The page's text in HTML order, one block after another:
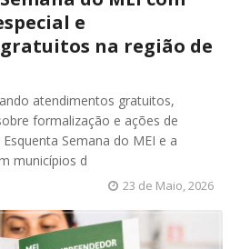
e
na região de
atendimentos gratuitos,
formalização e ações de
Semana do MEI e a
municípios d
23 de Maio, 2026